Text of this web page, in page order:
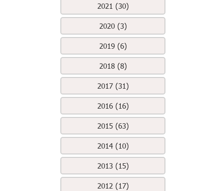
2021 (30)
2020 (3)
2019 (6)
2018 (8)
2017 (31)
2016 (16)
2015 (63)
2014 (10)
2013 (15)
2012 (17)